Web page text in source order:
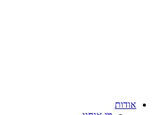
אודות